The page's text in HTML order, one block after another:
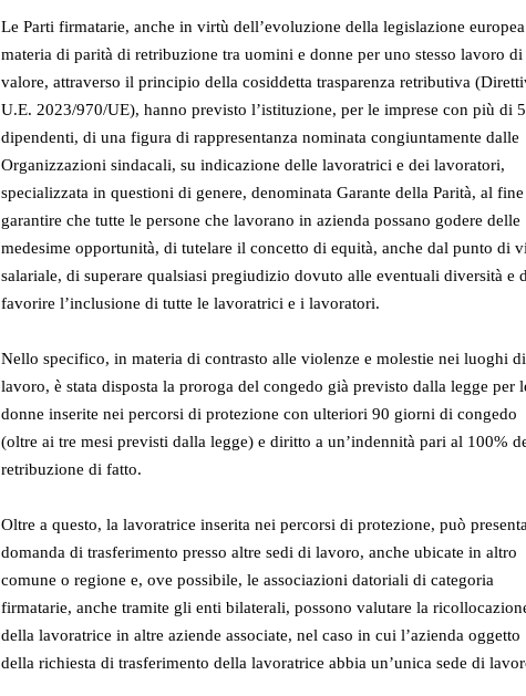
Le Parti firmatarie, anche in virtù dell’evoluzione della legislazione
materia di parità di retribuzione tra uomini e donne per uno stesso lavoro
valore, attraverso il principio della cosiddetta trasparenza retributiva
U.E. 2023/970/UE), hanno previsto l’istituzione, per le imprese con più di
dipendenti, di una figura di rappresentanza nominata congiuntamente dalle
Organizzazioni sindacali, su indicazione delle lavoratrici e dei lavoratori,
specializzata in questioni di genere, denominata Garante della Parità, al
garantire che tutte le persone che lavorano in azienda possano godere delle
medesime opportunità, di tutelare il concetto di equità, anche dal punto di
salariale, di superare qualsiasi pregiudizio dovuto alle eventuali diversità e
favorire l’inclusione di tutte le lavoratrici e i lavoratori.
Nello specifico, in materia di contrasto alle violenze e molestie nei luoghi di
lavoro, è stata disposta la proroga del congedo già previsto dalla legge per
donne inserite nei percorsi di protezione con ulteriori 90 giorni di congedo
(oltre ai tre mesi previsti dalla legge) e diritto a un’indennità pari al 100%
retribuzione di fatto.
Oltre a questo, la lavoratrice inserita nei percorsi di protezione, può
domanda di trasferimento presso altre sedi di lavoro, anche ubicate in altro
comune o regione e, ove possibile, le associazioni datoriali di categoria
firmatarie, anche tramite gli enti bilaterali, possono valutare la
della lavoratrice in altre aziende associate, nel caso in cui l’azienda oggetto
della richiesta di trasferimento della lavoratrice abbia un’unica sede di